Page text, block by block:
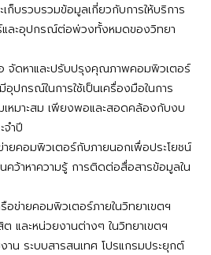
เก็บรวบรวมข้อมูลเกี่ยวกับการให้บริการ
และอุปกรณ์ต่อพ่วงทั้งหมดของวิทยา
จัดหาและปรับปรุงคุณภาพคอมพิวเตอร์
ปกรณ์ในการใช้เป็นเครื่องมือในการ
เหมาะสม เพียงพอและสอดคล้องกับงบ
จำปี
ายคอมพิวเตอร์กับภายนอกเพื่อประโยชน์
คว้าหาความรู้ การติดต่อสื่อสารข้อมูลใน
อข่ายคอมพิวเตอร์ภายในวิทยาเขตฯ
และหน่วยงานต่างๆ ในวิทยาเขตฯ
าน ระบบสารสนเทศ โปรแกรมประยุกต์